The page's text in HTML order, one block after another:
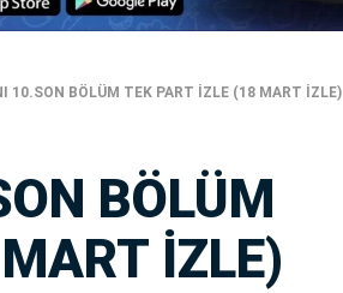
10.SON BÖLÜM TEK PART İZLE (18 MART İZLE)
BÖLÜM
İZLE)